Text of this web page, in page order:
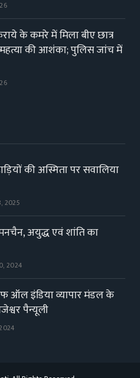
के कमरे में मिला बीए छात्र
की आशंका; पुलिस जांच में
की अस्मिता पर सवालिया
2025
अयुद्ध एवं शांति का
2024
इंडिया व्यापार मंडल के
पैन्यूली